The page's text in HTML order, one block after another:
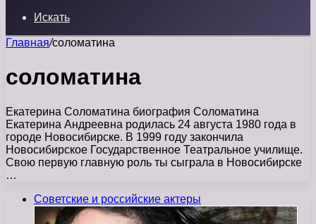
Искать
Главная/соломатина
соломатина
Екатерина Соломатина биография Соломатина
Екатерина Андреевна родилась 24 августа 1980 года в
городе Новосибирске. В 1999 году закончила
Новосибирское Государственное Театральное училище.
Свою первую главную роль ты сыграла в Новосибирске
…
Советские и российские актеры